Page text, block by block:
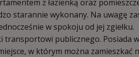
z łazienką oraz
starannie wykonany. Na uwagę
w spokoju od jej zgiełku.
publicznego. Posiada
w którym można zamieszkać